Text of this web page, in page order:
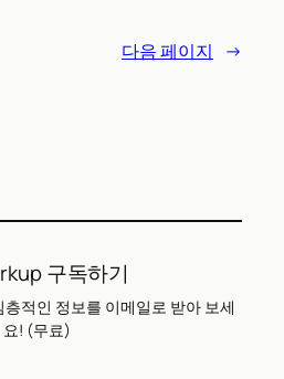
다음 페이지 →
구독하기
적인 정보를 이메일로 받아 보세
요! (무료)